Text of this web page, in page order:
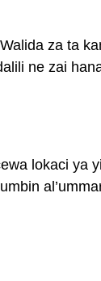
za ta
ne zai
lokaci ya